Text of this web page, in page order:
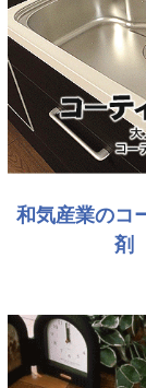
和気産業のコ
剤